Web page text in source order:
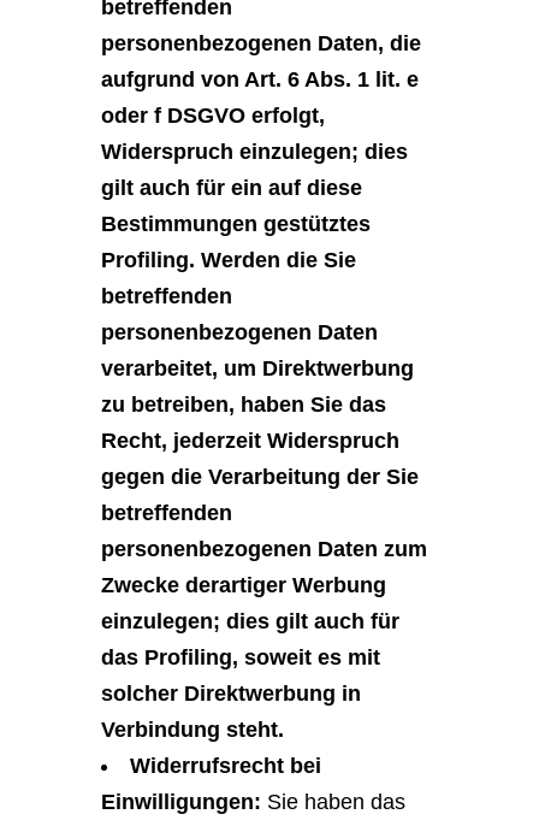
betreffenden
personenbezogenen Daten, die
aufgrund von Art. 6 Abs. 1 lit. e
oder f DSGVO erfolgt,
Widerspruch einzulegen; dies
gilt auch für ein auf diese
Bestimmungen gestütztes
Profiling. Werden die Sie
betreffenden
personenbezogenen Daten
verarbeitet, um Direktwerbung
zu betreiben, haben Sie das
Recht, jederzeit Widerspruch
gegen die Verarbeitung der Sie
betreffenden
personenbezogenen Daten zum
Zwecke derartiger Werbung
einzulegen; dies gilt auch für
das Profiling, soweit es mit
solcher Direktwerbung in
Verbindung steht.
Widerrufsrecht bei
Einwilligungen: Sie haben das